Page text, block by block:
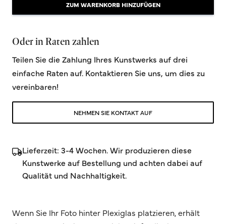
ZUM WARENKORB HINZUFÜGEN
Oder in Raten zahlen
Teilen Sie die Zahlung Ihres Kunstwerks auf drei
einfache Raten auf. Kontaktieren Sie uns, um dies zu
vereinbaren!
NEHMEN SIE KONTAKT AUF
Lieferzeit: 3-4 Wochen. Wir produzieren diese
Kunstwerke auf Bestellung und achten dabei auf
Qualität und Nachhaltigkeit.
Wenn Sie Ihr Foto hinter Plexiglas platzieren, erhält